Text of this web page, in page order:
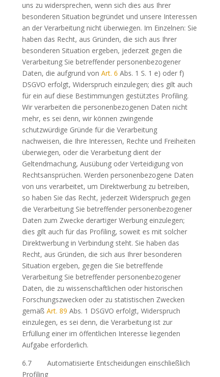
uns zu widersprechen, wenn sich dies aus Ihrer
besonderen Situation begründet und unsere Interessen
an der Verarbeitung nicht überwiegen. Im Einzelnen: Sie
haben das Recht, aus Gründen, die sich aus Ihrer
besonderen Situation ergeben, jederzeit gegen die
Verarbeitung Sie betreffender personenbezogener
Daten, die aufgrund von Art. 6 Abs. 1 S. 1 e) oder f)
DSGVO erfolgt, Widerspruch einzulegen; dies gilt auch
für ein auf diese Bestimmungen gestütztes Profiling.
Wir verarbeiten die personenbezogenen Daten nicht
mehr, es sei denn, wir können zwingende
schutzwürdige Gründe für die Verarbeitung
nachweisen, die Ihre Interessen, Rechte und Freiheiten
überwiegen, oder die Verarbeitung dient der
Geltendmachung, Ausübung oder Verteidigung von
Rechtsansprüchen. Werden personenbezogene Daten
von uns verarbeitet, um Direktwerbung zu betreiben,
so haben Sie das Recht, jederzeit Widerspruch gegen
die Verarbeitung Sie betreffender personenbezogener
Daten zum Zwecke derartiger Werbung einzulegen;
dies gilt auch für das Profiling, soweit es mit solcher
Direktwerbung in Verbindung steht. Sie haben das
Recht, aus Gründen, die sich aus Ihrer besonderen
Situation ergeben, gegen die Sie betreffende
Verarbeitung Sie betreffender personenbezogener
Daten, die zu wissenschaftlichen oder historischen
Forschungszwecken oder zu statistischen Zwecken
gemäß Art. 89 Abs. 1 DSGVO erfolgt, Widerspruch
einzulegen, es sei denn, die Verarbeitung ist zur
Erfüllung einer im öffentlichen Interesse liegenden
Aufgabe erforderlich.
6.7 Automatisierte Entscheidungen einschließlich
Profiling